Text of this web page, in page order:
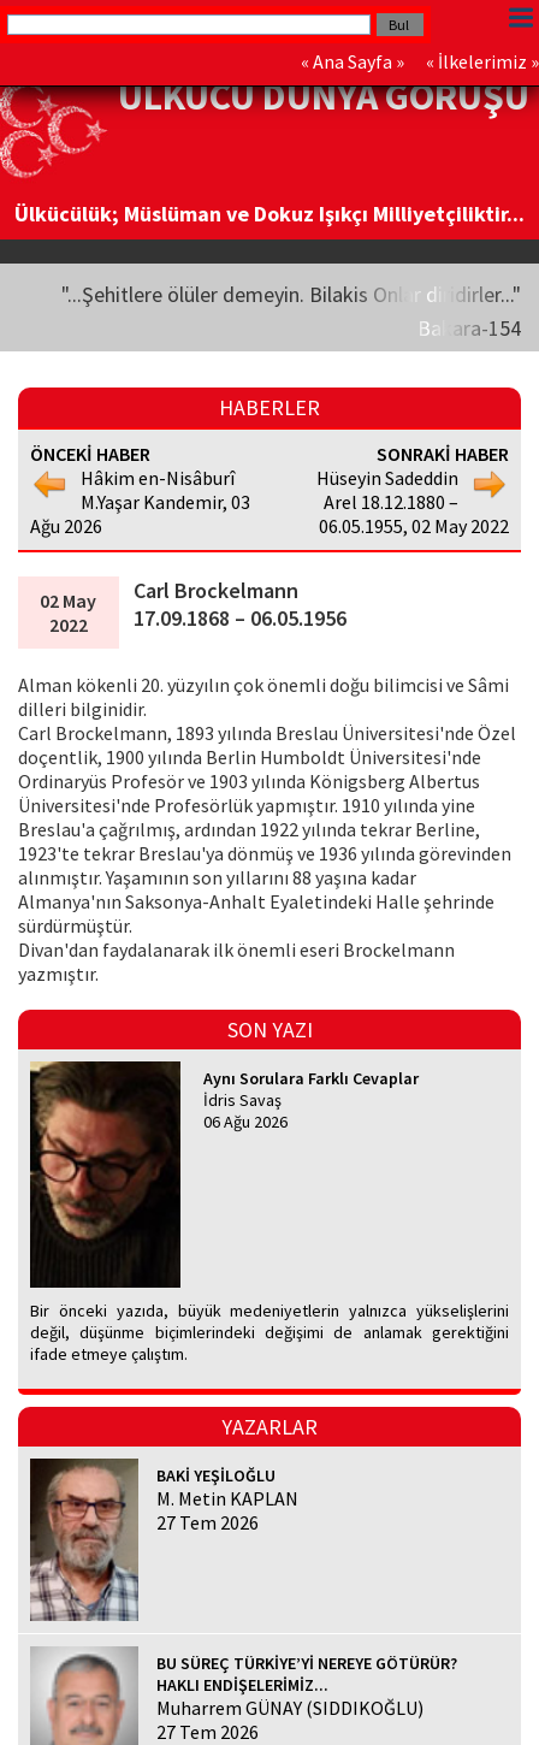
« Ana Sayfa » « İlkelerimiz »
ÜLKÜCÜ DÜNYA GÖRÜŞÜ
Ülkücülük; Müslüman ve Dokuz Işıkçı Milliyetçiliktir...
"...Şehitlere ölüler demeyin. Bilakis Onlar diridirler..."
Bakara-154
HABERLER
ÖNCEKİ HABER
Hâkim en-Nisâburî
M.Yaşar Kandemir, 03
Ağu 2026
SONRAKİ HABER
Hüseyin Sadeddin
Arel 18.12.1880 –
06.05.1955, 02 May 2022
02 May
2022
Carl Brockelmann
17.09.1868 – 06.05.1956
Alman kökenli 20. yüzyılın çok önemli doğu bilimcisi ve Sâmi
dilleri bilginidir.
Carl Brockelmann, 1893 yılında Breslau Üniversitesi'nde Özel
doçentlik, 1900 yılında Berlin Humboldt Üniversitesi'nde
Ordinaryüs Profesör ve 1903 yılında Königsberg Albertus
Üniversitesi'nde Profesörlük yapmıştır. 1910 yılında yine
Breslau'a çağrılmış, ardından 1922 yılında tekrar Berline,
1923'te tekrar Breslau'ya dönmüş ve 1936 yılında görevinden
alınmıştır. Yaşamının son yıllarını 88 yaşına kadar
Almanya'nın Saksonya-Anhalt Eyaletindeki Halle şehrinde
sürdürmüştür.
Divan'dan faydalanarak ilk önemli eseri Brockelmann
yazmıştır.
SON YAZI
Aynı Sorulara Farklı Cevaplar
İdris Savaş
06 Ağu 2026
Bir önceki yazıda, büyük medeniyetlerin yalnızca yükselişlerini
değil, düşünme biçimlerindeki değişimi de anlamak gerektiğini
ifade etmeye çalıştım.
YAZARLAR
BAKİ YEŞİLOĞLU
M. Metin KAPLAN
27 Tem 2026
BU SÜREÇ TÜRKİYE’Yİ NEREYE GÖTÜRÜR?
HAKLI ENDİŞELERİMİZ...
Muharrem GÜNAY (SIDDIKOĞLU)
27 Tem 2026